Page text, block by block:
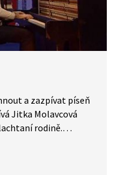
a zazpívat píseň
Jitka Molavcová
rodině.